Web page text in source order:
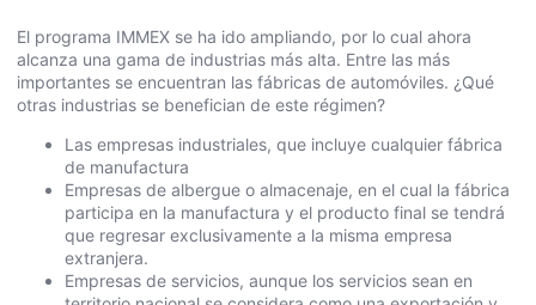
El programa IMMEX se ha ido ampliando, por lo cual ahora
alcanza una gama de industrias más alta. Entre las más
importantes se encuentran las fábricas de automóviles. ¿Qué
otras industrias se benefician de este régimen?
Las empresas industriales, que incluye cualquier fábrica
de manufactura
Empresas de albergue o almacenaje, en el cual la fábrica
participa en la manufactura y el producto final se tendrá
que regresar exclusivamente a la misma empresa
extranjera.
Empresas de servicios, aunque los servicios sean en